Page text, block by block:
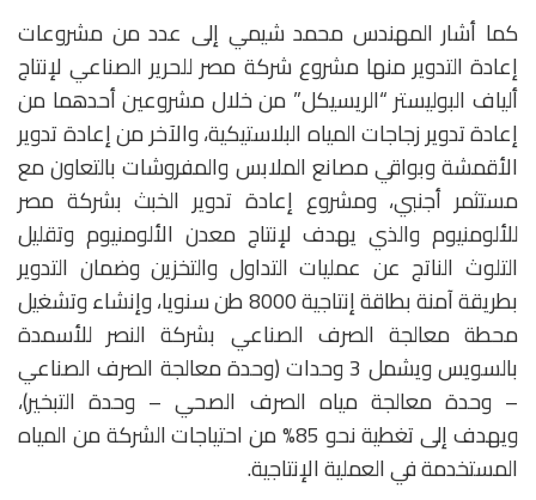
كما أشار المهندس محمد شيمي إلى عدد من مشروعات
إعادة التدوير منها مشروع شركة مصر للحرير الصناعي لإنتاج
ألياف البوليستر “الريسيكل” من خلال مشروعين أحدهما من
إعادة تدوير زجاجات المياه البلاستيكية، والآخر من إعادة تدوير
الأقمشة وبواقي مصانع الملابس والمفروشات بالتعاون مع
مستثمر أجنبي، ومشروع إعادة تدوير الخبث بشركة مصر
للألومنيوم والذي يهدف لإنتاج معدن الألومنيوم وتقليل
التلوث الناتج عن عمليات التداول والتخزين وضمان التدوير
بطريقة آمنة بطاقة إنتاجية 8000 طن سنويا، وإنشاء وتشغيل
محطة معالجة الصرف الصناعي بشركة النصر للأسمدة
بالسويس ويشمل 3 وحدات (وحدة معالجة الصرف الصناعي
– وحدة معالجة مياه الصرف الصحي – وحدة التبخير)،
ويهدف إلى تغطية نحو 85% من احتياجات الشركة من المياه
المستخدمة في العملية الإنتاجية.